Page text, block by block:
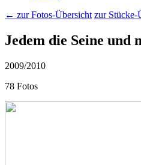
← zur Fotos-Übersicht zur
Jedem die Seine und
2009/2010
78 Fotos